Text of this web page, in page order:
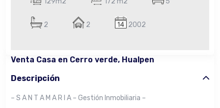
2 2 2002
Venta Casa en Cerro verde, Hualpen
Descripción
– S A N T A M A R I A – Gestión Inmobiliaria –